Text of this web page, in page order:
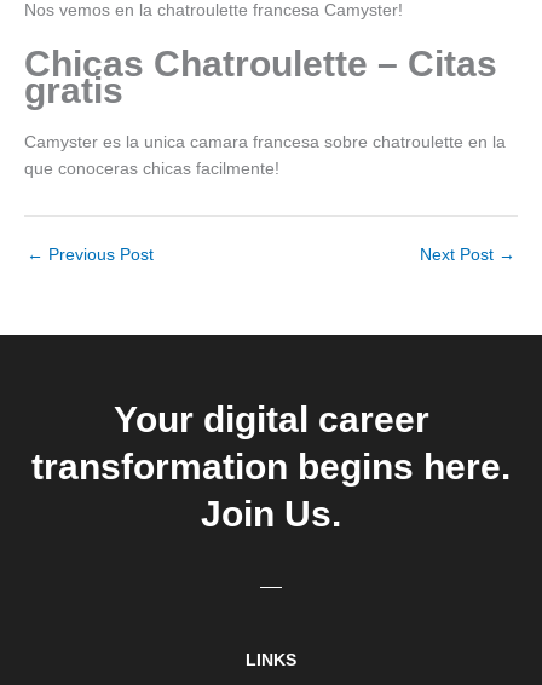
Nos vemos en la chatroulette francesa Camyster!
Chicas Chatroulette – Citas
gratis
Camyster es la unica camara francesa sobre chatroulette en la
que conoceras chicas facilmente!
← Previous Post Next Post →
Your digital career
transformation begins here.
Join Us.
LINKS